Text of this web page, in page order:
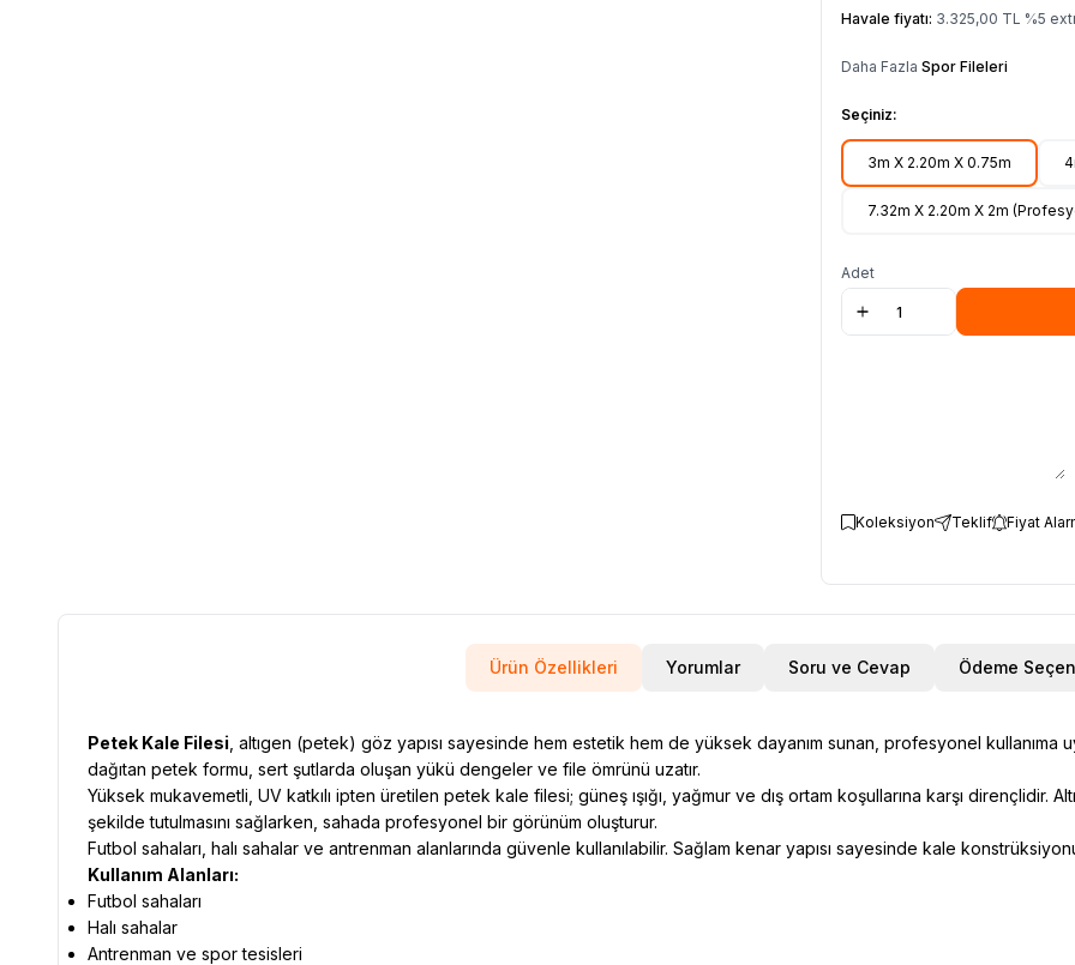
Havale fiyatı: 3.325,00 TL %5
Daha Fazla Spor Fileleri
Seçiniz:
3m X 2.20m X 0.75m
7.32m X 2.20m X 2m
Adet
Koleksiyon Teklif Fiyat
Ürün Özellikleri Yorumlar Soru ve Cevap Ödeme
Petek Kale Filesi , altıgen (petek) göz yapısı sayesinde hem estetik hem de yüksek dayanım sunan, profesyonel kullanıma
dağıtan petek formu, sert şutlarda oluşan yükü dengeler ve file ömrünü uzatır.
Yüksek mukavemetli, UV katkılı ipten üretilen petek kale filesi; güneş ışığı, yağmur ve dış ortam koşullarına karşı dirençlidir.
şekilde tutulmasını sağlarken, sahada profesyonel bir görünüm oluşturur.
Futbol sahaları, halı sahalar ve antrenman alanlarında güvenle kullanılabilir. Sağlam kenar yapısı sayesinde kale
Kullanım Alanları:
Futbol sahaları
Halı sahalar
Antrenman ve spor tesisleri